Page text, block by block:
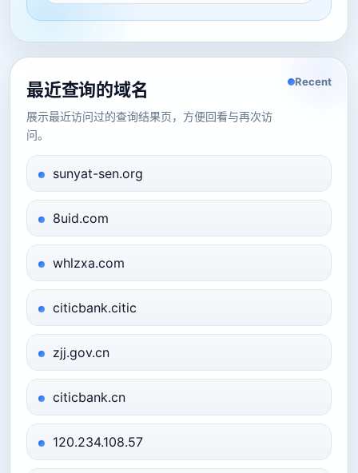
最近查询的域名
展示最近访问过的查询结果页，方便回看与再次访
问。
Recent
sunyat-sen.org
8uid.com
whlzxa.com
citicbank.citic
zjj.gov.cn
citicbank.cn
120.234.108.57